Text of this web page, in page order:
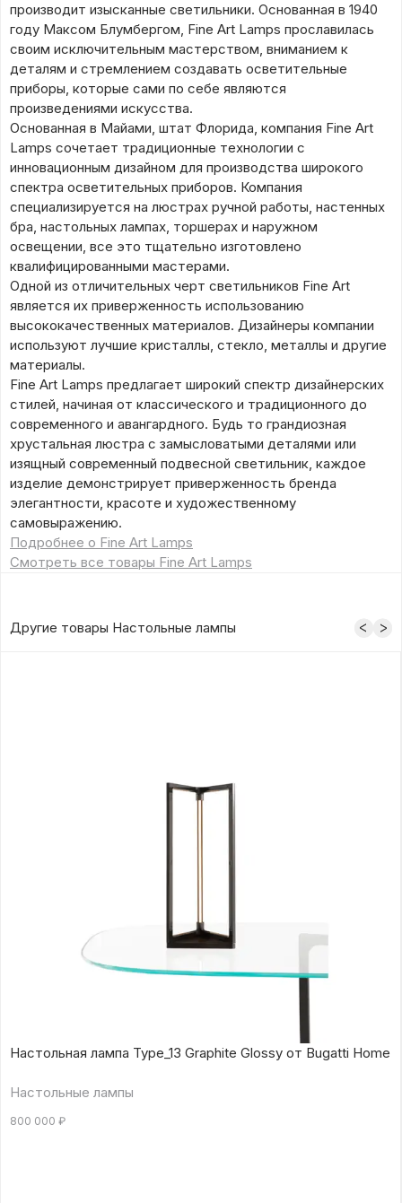
производит изысканные светильники. Основанная в 1940
году Максом Блумбергом, Fine Art Lamps прославилась
своим исключительным мастерством, вниманием к
деталям и стремлением создавать осветительные
приборы, которые сами по себе являются
произведениями искусства.
Основанная в Майами, штат Флорида, компания Fine Art
Lamps сочетает традиционные технологии с
инновационным дизайном для производства широкого
спектра осветительных приборов. Компания
специализируется на люстрах ручной работы, настенных
бра, настольных лампах, торшерах и наружном
освещении, все это тщательно изготовлено
квалифицированными мастерами.
Одной из отличительных черт светильников Fine Art
является их приверженность использованию
высококачественных материалов. Дизайнеры компании
используют лучшие кристаллы, стекло, металлы и другие
материалы.
Fine Art Lamps предлагает широкий спектр дизайнерских
стилей, начиная от классического и традиционного до
современного и авангардного. Будь то грандиозная
хрустальная люстра с замысловатыми деталями или
изящный современный подвесной светильник, каждое
изделие демонстрирует приверженность бренда
элегантности, красоте и художественному
самовыражению.
Подробнее о Fine Art Lamps
Смотреть все товары Fine Art Lamps
Другие товары Настольные лампы
Настольная лампа Type_13 Graphite Glossy от Bugatti Home
Настольные лампы
800 000 ₽